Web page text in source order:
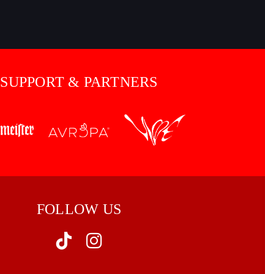
SUPPORT & PARTNERS
FOLLOW US